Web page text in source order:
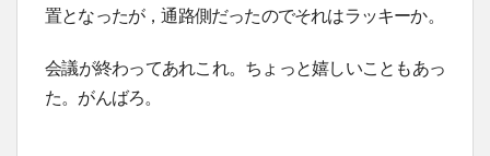
置となったが，通路側だったのでそれはラッキーか。
会議が終わってあれこれ。ちょっと嬉しいこともあっ
た。がんばろ。